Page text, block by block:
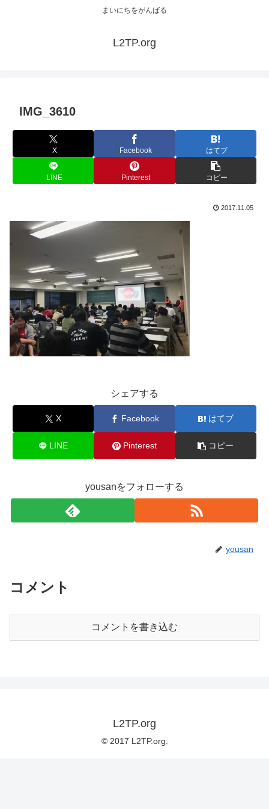
まいにちをがんばる
L2TP.org
IMG_3610
X Facebook はてブ
LINE Pinterest コピー
2017.11.05
シェアする
X Facebook はてブ
LINE Pinterest コピー
yousanをフォローする
yousan
コメント
コメントを書き込む
L2TP.org
© 2017 L2TP.org.